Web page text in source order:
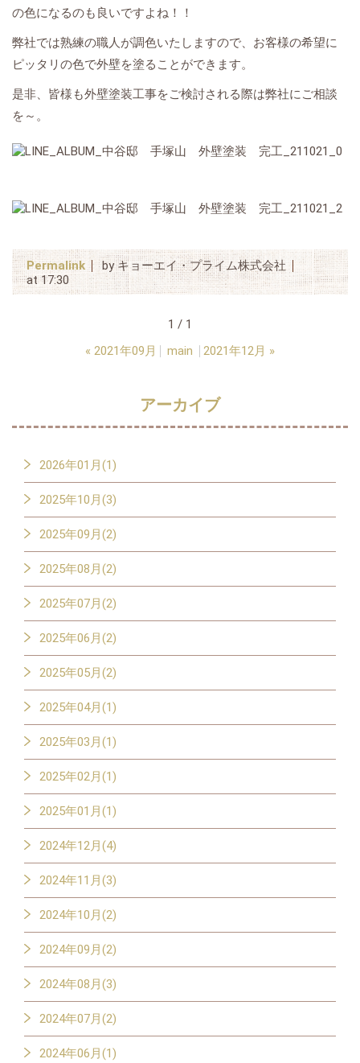
の色になるのも良いですよね！！
弊社では熟練の職人が調色いたしますので、お客様の希望に
ピッタリの色で外壁を塗ることができます。
是非、皆様も外壁塗装工事をご検討される際は弊社にご相談
を～。
Permalink
by キョーエイ・プライム株式会社
at 17:30
1 / 1
« 2021年09月 main 2021年12月 »
アーカイブ
2026年01月(1)
2025年10月(3)
2025年09月(2)
2025年08月(2)
2025年07月(2)
2025年06月(2)
2025年05月(2)
2025年04月(1)
2025年03月(1)
2025年02月(1)
2025年01月(1)
2024年12月(4)
2024年11月(3)
2024年10月(2)
2024年09月(2)
2024年08月(3)
2024年07月(2)
2024年06月(1)